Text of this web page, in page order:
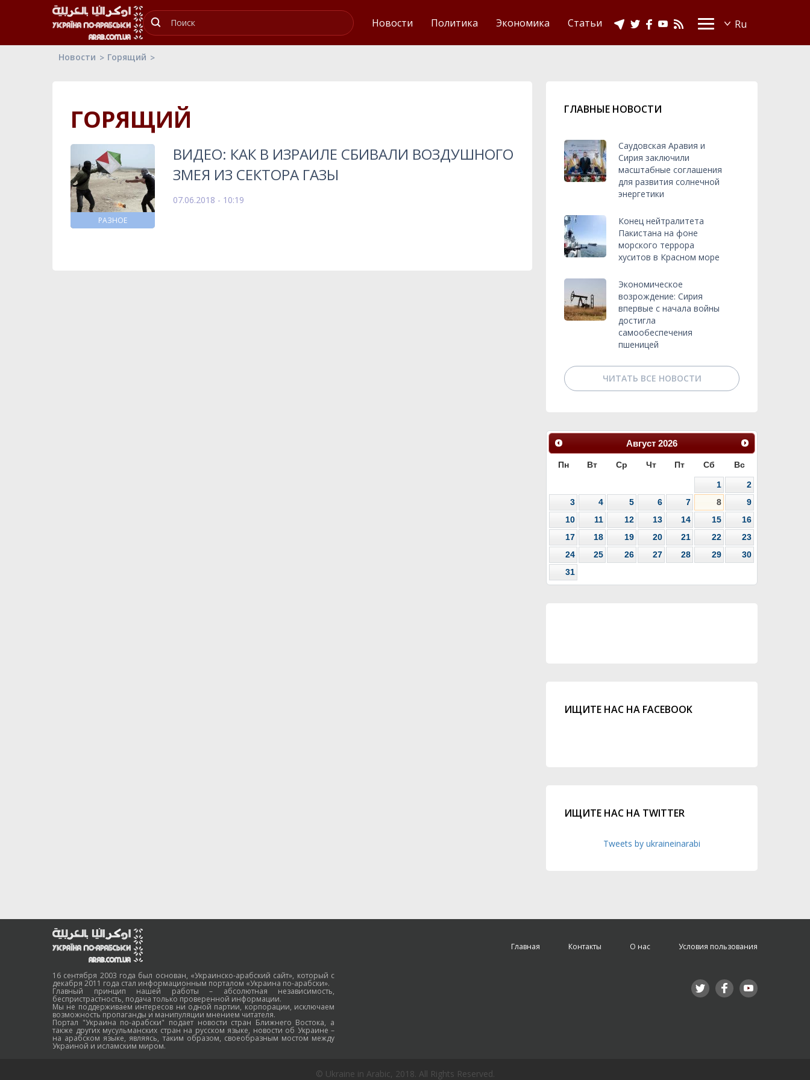
Новости Политика Экономика Статьи
Новости Горящий
ГОРЯЩИЙ
РАЗНОЕ
ВИДЕО: КАК В ИЗРАИЛЕ СБИВАЛИ ВОЗДУШНОГО
ЗМЕЯ ИЗ СЕКТОРА ГАЗЫ
07.06.2018 - 10:19
ГЛАВНЫЕ НОВОСТИ
Саудовская Аравия и
Сирия заключили
масштабные соглашения
для развития солнечной
энергетики
Конец нейтралитета
Пакистана на фоне
морского террора
хуситов в Красном море
Экономическое
возрождение: Сирия
впервые с начала войны
достигла
самообеспечения
пшеницей
ЧИТАТЬ ВСЕ НОВОСТИ
Август 2026
Пн Вт Ср Чт Пт Сб Вс
1
2
3
4 5 6 7 8
9
10
11 12 13 14 15
16
17
18 19 20 21 22
23
24
25 26 27 28 29
30
31
ИЩИТЕ НАС НА FACEBOOK
ИЩИТЕ НАС НА TWITTER
Tweets by ukraineinarabi
16 сентября 2003 года был основан, «Украинско-арабский сайт», который с
декабря 2011 года стал информационным порталом «Украина по-арабски».
Главный принцип нашей работы – абсолютная независимость,
беспристрастность, подача только проверенной информации.
Мы не поддерживаем интересов ни одной партии, корпорации, исключаем
возможность пропаганды и манипуляции мнением читателя.
Портал "Украина по-арабски" подает новости стран Ближнего Востока, а
также других мусульманских стран на русском языке, новости об Украине –
на арабском языке, являясь, таким образом, своеобразным мостом между
Украиной и исламским миром.
Главная Контакты О нас Условия пользования
© Ukraine in Arabic, 2018. All Rights Reserved.